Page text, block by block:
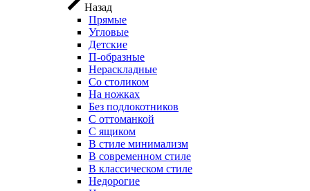
Назад
Прямые
Угловые
Детские
П-образные
Нераскладные
Со столиком
На ножках
Без подлокотников
С оттоманкой
С ящиком
В стиле минимализм
В современном стиле
В классическом стиле
Недорогие